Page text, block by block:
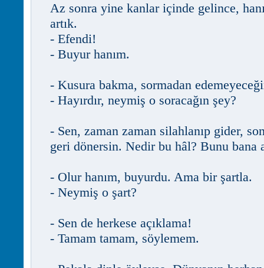
Az sonra yine kanlar içinde gelince,
artık.
- Efendi!
- Buyur hanım.
- Kusura bakma, sormadan
- Hayırdır, neymiş o soracağın şey?
- Sen, zaman zaman silahlanıp gider,
geri dönersin. Nedir bu hâl? Bunu bana
- Olur hanım, buyurdu. Ama bir şartla.
- Neymiş o şart?
- Sen de herkese açıklama!
- Tamam tamam, söylemem.